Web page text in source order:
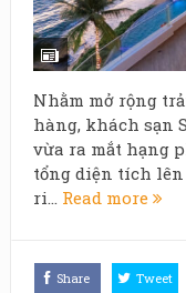
Nhằm mở rộng
hàng, khách sạn
vừa ra mắt hạng
tổng diện tích lên
ri... Read more
Share Tweet